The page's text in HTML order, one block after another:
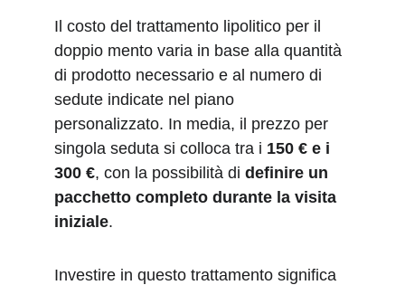
Il costo del trattamento lipolitico per il
doppio mento varia in base alla quantità
di prodotto necessario e al numero di
sedute indicate nel piano
personalizzato. In media, il prezzo per
singola seduta si colloca tra i 150 € e i
300 €, con la possibilità di definire un
pacchetto completo durante la visita
iniziale.
Investire in questo trattamento significa